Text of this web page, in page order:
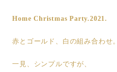
Home Christmas Party.2021.
赤とゴールド、白の組み合わせ。
一見、シンプルですが、